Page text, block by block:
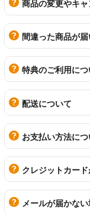
商品の変更やキ
間違った商品が
特典のご利用につ
配送について
お支払い方法につ
クレジットカー
メールが届かない